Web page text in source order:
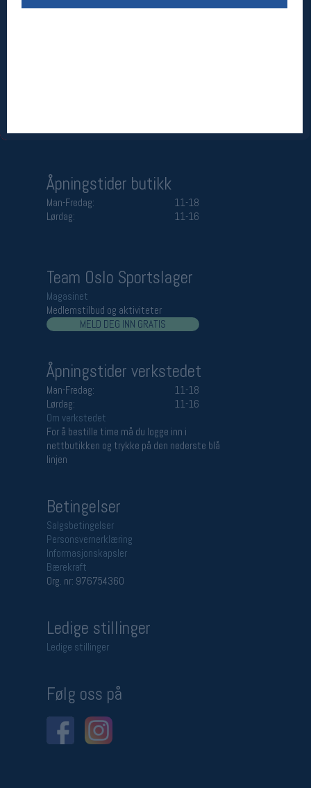
Kontakt oss
Åpningstider butikk
Man-Fredag:
11-18
Lørdag:
11-16
Team Oslo Sportslager
Magasinet
Medlemstilbud og aktiviteter
MELD DEG INN GRATIS
Åpningstider verkstedet
Man-Fredag:
11-18
Lørdag:
11-16
Om verkstedet
For å bestille time må du logge inn i
nettbutikken og trykke på den nederste blå
linjen
Betingelser
Salgsbetingelser
Personsvernerklæring
Informasjonskapsler
Bærekraft
Org. nr: 976754360
Ledige stillinger
Ledige stillinger
Følg oss på